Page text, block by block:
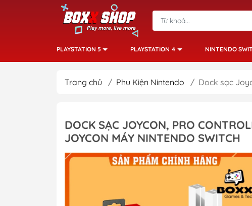
PLAYSTATION 5 PLAYSTATION 4 NINTENDO
Trang chủ / Phụ Kiện Nintendo / Dock sạc
DOCK SẠC JOYCON, PRO
JOYCON MÁY NINTENDO SWITCH